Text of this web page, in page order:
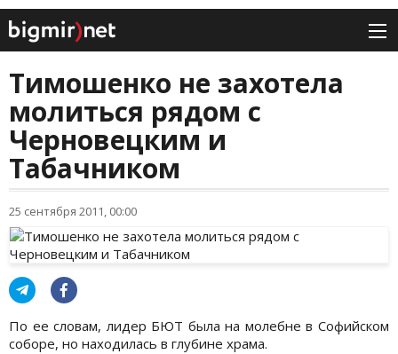
Тимошенко не захотела
молиться рядом с
Черновецким и
Табачником
25 сентября 2011, 00:00
По ее словам, лидер БЮТ была на молебне в Софийском
соборе, но находилась в глубине храма.